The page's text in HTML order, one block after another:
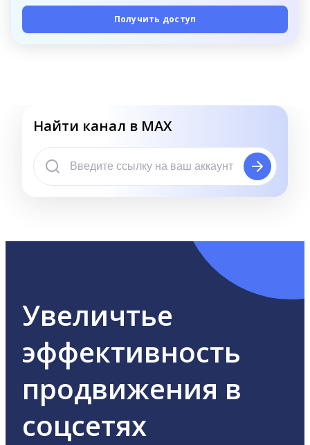
Получить доступ
Найти канал в MAX
Увеличтье
эффективность
продвижения в
соцсетях